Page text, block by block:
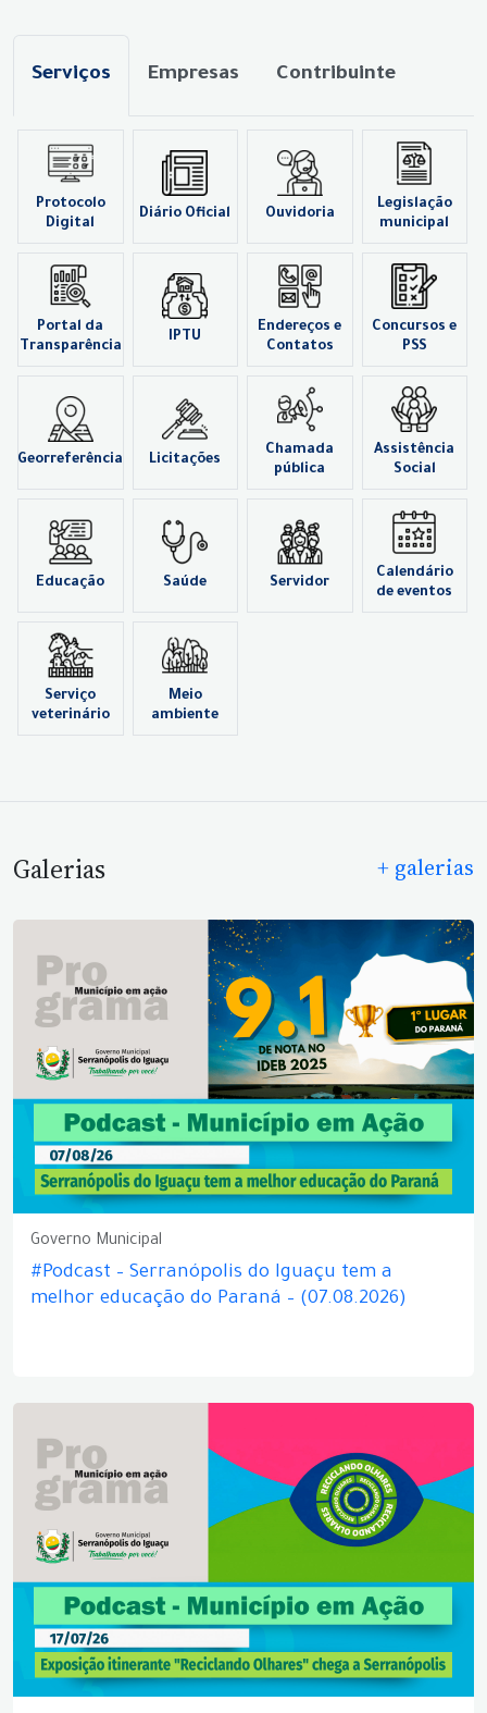
Serviços Empresas Contribuinte
Protocolo
Digital
Diário Oficial Ouvidoria
Legislação
municipal
Portal da
Transparência
IPTU
Endereços e
Contatos
Concursos e
PSS
Georreferência Licitações
Chamada
pública
Assistência
Social
Educação Saúde Servidor
Calendário
de eventos
Serviço
veterinário
Meio
ambiente
Galerias + galerias
Governo Municipal
#Podcast – Serranópolis do Iguaçu tem a
melhor educação do Paraná – (07.08.2026)